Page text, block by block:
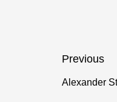
Previous
Previous
Alexander